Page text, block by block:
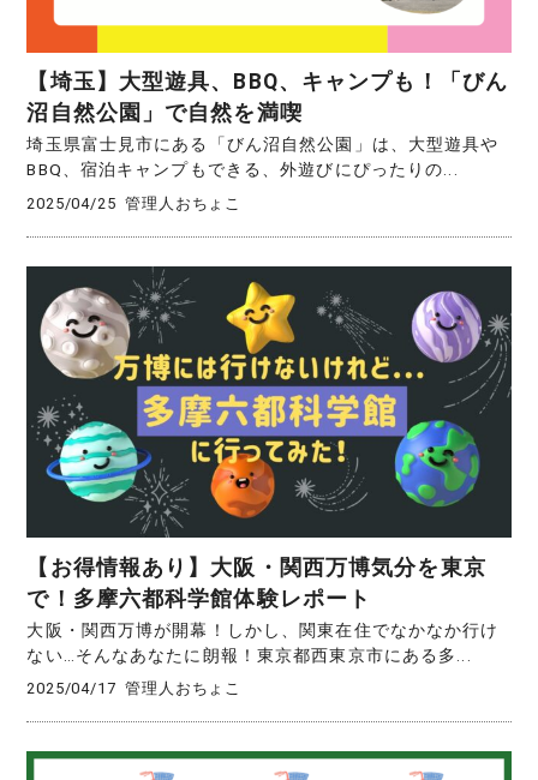
【埼玉】大型遊具、BBQ、キャンプも！「びん
沼自然公園」で自然を満喫
埼玉県富士見市にある「びん沼自然公園」は、大型遊具や
BBQ、宿泊キャンプもできる、外遊びにぴったりの...
2025/04/25 管理人おちょこ
【お得情報あり】大阪・関西万博気分を東京
で！多摩六都科学館体験レポート
大阪・関西万博が開幕！しかし、関東在住でなかなか行け
ない…そんなあなたに朗報！東京都西東京市にある多...
2025/04/17 管理人おちょこ